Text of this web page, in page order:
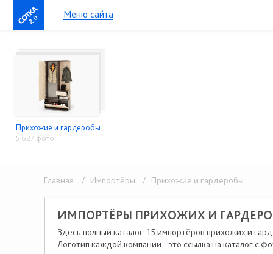
2.0 Меню сайта
Прихожие и гардеробы
5 627 фото
Главная / Импортёры / Прихожие и гардеробы
ИМПОРТЁРЫ ПРИХОЖИХ И
Здесь полный каталог: 15 импортёров прихожих и
Логотип каждой компании - это ссылка на каталог с